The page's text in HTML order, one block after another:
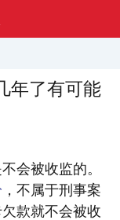
年了有可能
会被收监的。
，不属于刑事案
款就不会被收